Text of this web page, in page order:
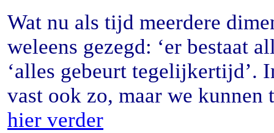
Wat nu als tijd meerdere
weleens gezegd: ‘er bestaat
‘alles gebeurt tegelijkertijd’.
vast ook zo, maar we
hier verder